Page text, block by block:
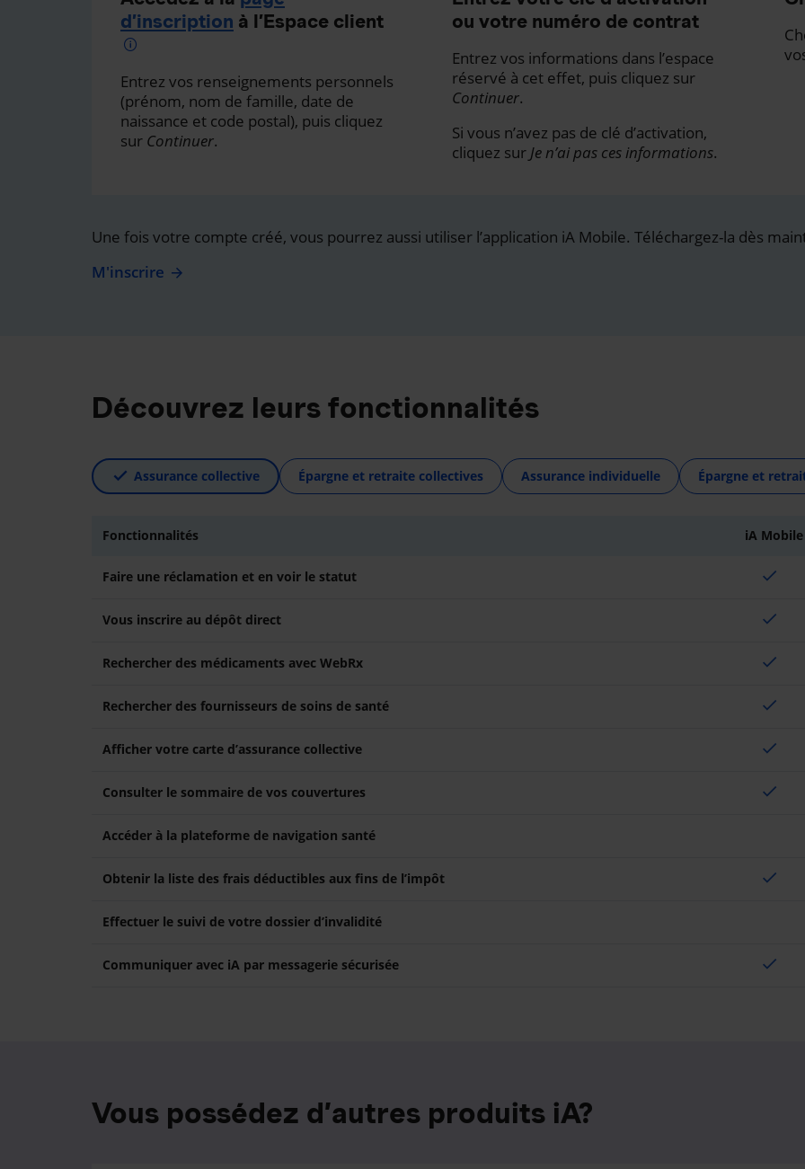
d’inscription à l’Espace client
Entrez vos renseignements personnels
(prénom, nom de famille, date de
naissance et code postal), puis cliquez
sur Continuer.
ou votre numéro de contrat
Entrez vos informations dans l’espace
réservé à cet effet, puis cliquez sur
Continuer.
Si vous n’avez pas de clé d’activation,
cliquez sur Je n’ai pas ces informations.
Une fois votre compte créé, vous pourrez aussi utiliser l’application iA Mobile. Téléchargez-la dès
M'inscrire
Découvrez leurs fonctionnalités
Assurance collective Épargne et retraite collectives Assurance individuelle Épargne et
Fonctionnalités iA Mobile
Faire une réclamation et en voir le statut check
Vous inscrire au dépôt direct check
Rechercher des médicaments avec WebRx check
Rechercher des fournisseurs de soins de santé check
Afficher votre carte d’assurance collective check
Consulter le sommaire de vos couvertures check
Accéder à la plateforme de navigation santé
Obtenir la liste des frais déductibles aux fins de l’impôt check
Effectuer le suivi de votre dossier d’invalidité
Communiquer avec iA par messagerie sécurisée check
Vous possédez d’autres produits iA?